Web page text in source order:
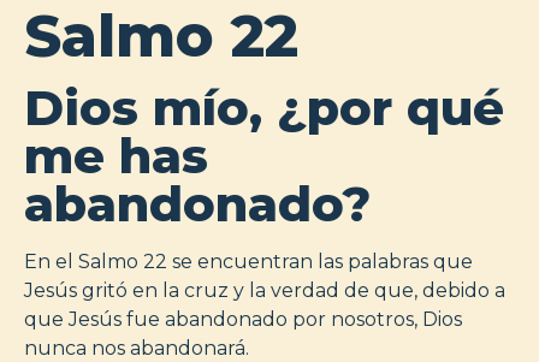
Salmo 22
Dios mío, ¿por qué
me has
abandonado?
En el Salmo 22 se encuentran las palabras que
Jesús gritó en la cruz y la verdad de que, debido a
que Jesús fue abandonado por nosotros, Dios
nunca nos abandonará.